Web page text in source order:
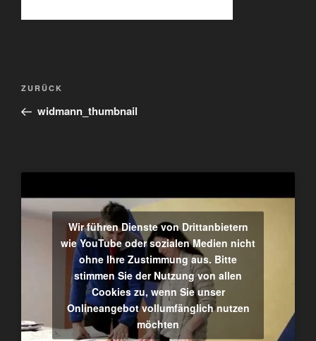
Beitragsnavigation
Vorheriger
Beitrag
ZURÜCK
widmann_thumbnail
Wir führen Dienste von Drittanbietern
wie YouTube oder sozialen Medien nicht
ohne Ihre Zustimmung aus. Bitte
stimmen Sie der Nutzung von allen
Cookies zu, wenn Sie unser
Onlineangebot vollumfänglich nutzen
möchten